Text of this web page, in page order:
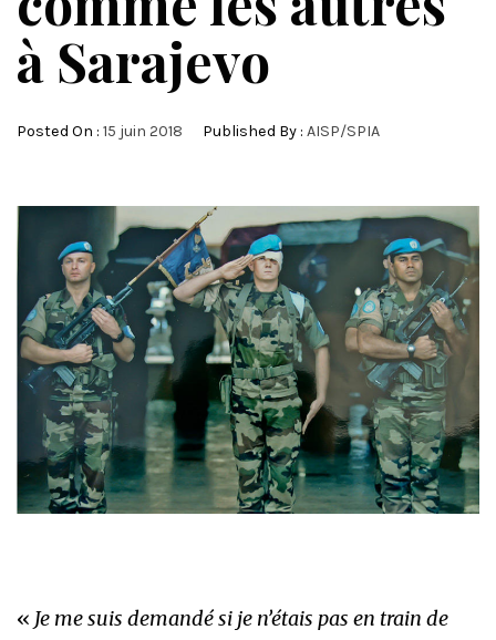
à Sarajevo
Posted On : 15 juin 2018 Published By : AISP/SPIA
« Je me suis demandé si je n’étais pas en train de